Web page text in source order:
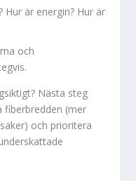
Hur är energin? Hur är
och
Nästa steg
fiberbredden (mer
och prioritera